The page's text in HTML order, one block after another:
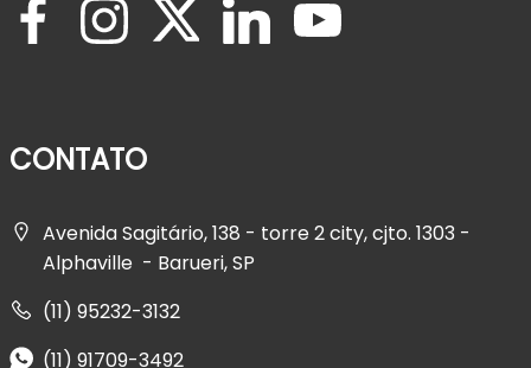
CONTATO
Avenida Sagitário, 138 - torre 2 city, cjto. 1303 -
Alphaville - Barueri, SP
(11) 95232-3132
(11) 91709-3492